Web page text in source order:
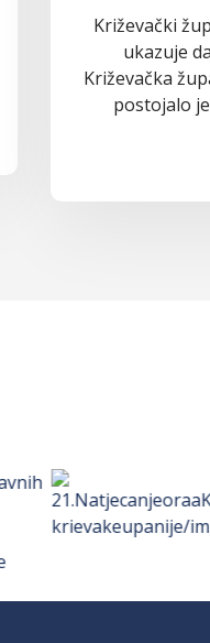
Križevački
ukazuje
Križevačka
postojalo